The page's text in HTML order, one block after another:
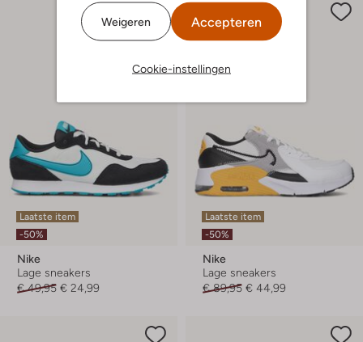
Weigeren Accepteren
Cookie-instellingen
Laatste item
-50%
Nike
Lage sneakers
€ 49,95 € 24,99
Laatste item
-50%
Nike
Lage sneakers
€ 89,95 € 44,99